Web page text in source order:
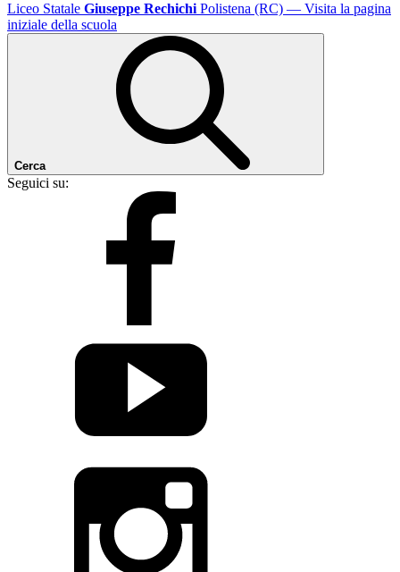
Liceo Statale Giuseppe Rechichi Polistena (RC) — Visita la pagina
iniziale della scuola
Cerca
Seguici su: